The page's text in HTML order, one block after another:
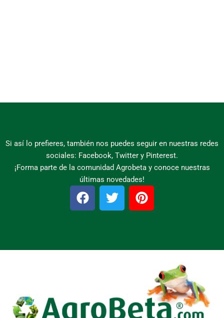
Si así lo prefieres, también nos puedes seguir en nuestras redes
sociales: Facebook, Twitter y Pinterest.
¡Forma parte de la comunidad Agrobeta y conoce nuestras
últimas novedades!
F
a
o
T
w
e
P
i
r